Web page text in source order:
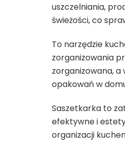
uszczelniania,
świeżości, co
To narzędzie
zorganizowania
zorganizowana,
opakowań w
Saszetkarka to
efektywne i
organizacji